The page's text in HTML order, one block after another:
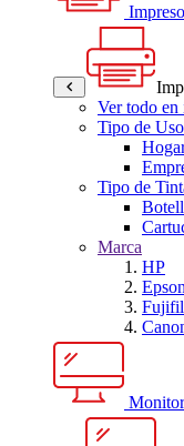
Ver todo en
Tipo de Uso
Tipo de
Marca
HP
Epson